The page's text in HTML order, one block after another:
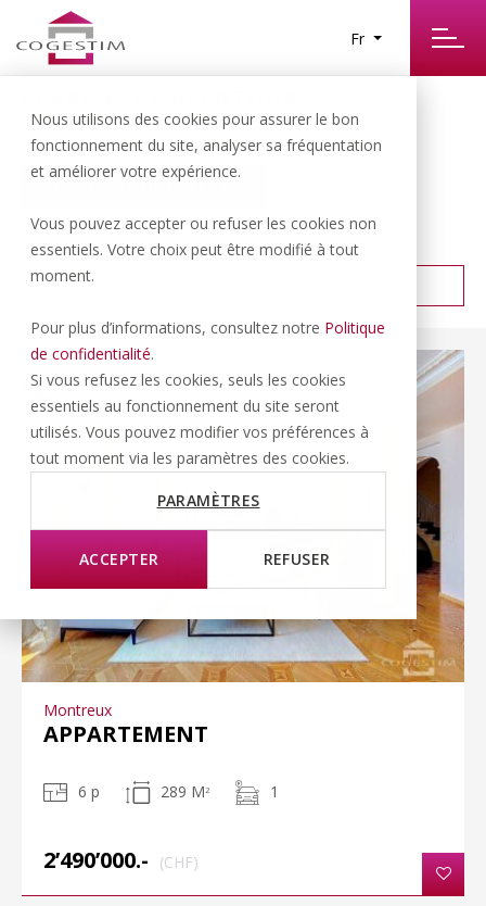
Nous utilisons des cookies pour assurer le bon
fonctionnement du site, analyser sa fréquentation
et améliorer votre expérience.
Vous pouvez accepter ou refuser les cookies non
essentiels. Votre choix peut être modifié à tout
moment.
Pour plus d’informations, consultez notre Politique
de confidentialité.
Si vous refusez les cookies, seuls les cookies
essentiels au fonctionnement du site seront
utilisés. Vous pouvez modifier vos préférences à
tout moment via les paramètres des cookies.
PARAMÈTRES
ACCEPTER REFUSER
Fr
13RÉSULTATS TROUVÉS
CRÉER UNE ALERTE
TRIER PAR : PRIX CROISSANT
Montreux
APPARTEMENT
6 p 289 M 2 1
2’490’000.- (CHF)